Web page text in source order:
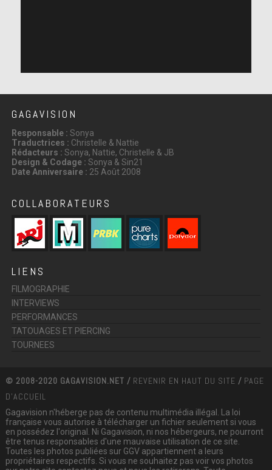
GAGAVISION
Responsable : Sonya
Traductrices : Christelle & Nattie
Rédacteurs : Sonya, Nattie, Christelle & JB
Design & Codage : Sonya & Sin21
Date Anniversaire : 25 Août 2008
COLLABORATEURS
LIENS
FILMOGRAPHIE
INTERVIEWS
PERFORMANCES
TATOUAGES ET PIERCING
TOURNEES
© 2008-2020 GAGAVISION.NET / REVENIR EN HAUT DU SITE / PAGE
D'ACCUEIL
Gagavision n'héberge pas de contenu multimédia illégal. La loi
française vous autorise à télécharger un fichier seulement si vous
en possédez l'original. Ni Gagavision, ni nos hébergeurs, ne pourront
être tenus responsables d'une mauvaise utilisation de ce site.
Toutes les photos publiées sur GGV appartiennent a leurs
propriétaires respectifs. Si vous ne souhaitez pas voir vos photos